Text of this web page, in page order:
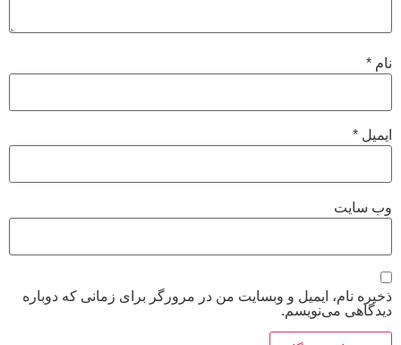
نام *
ایمیل *
وب‌ سایت
ذخیره نام، ایمیل و وبسایت من در مرورگر برای زمانی که دوباره
دیدگاهی می‌نویسم.